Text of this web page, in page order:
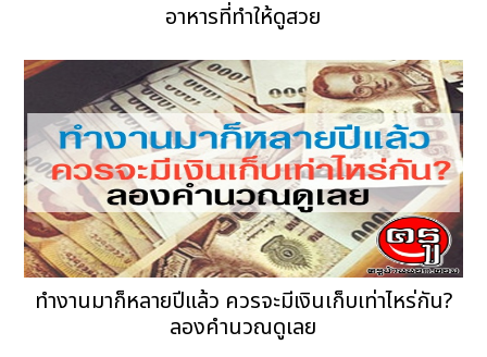
อาหารที่ทำให้ดูสวย
ทำงานมาก็หลายปีแล้ว ควรจะมีเงินเก็บเท่าไหร่กัน?
ลองคำนวณดูเลย